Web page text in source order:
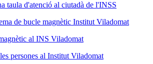
taula d'atenció al ciutadà de l'INSS
al INS Viladomat